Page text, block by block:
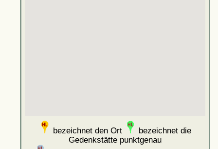
bezeichnet den Ort
bezeichnet die
Gedenkstätte punktgenau